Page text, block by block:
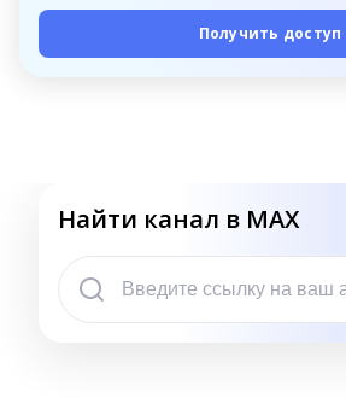
Получить доступ
Найти канал в MAX